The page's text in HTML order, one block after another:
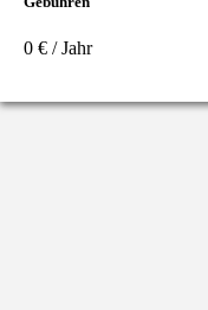
0 € / Jahr